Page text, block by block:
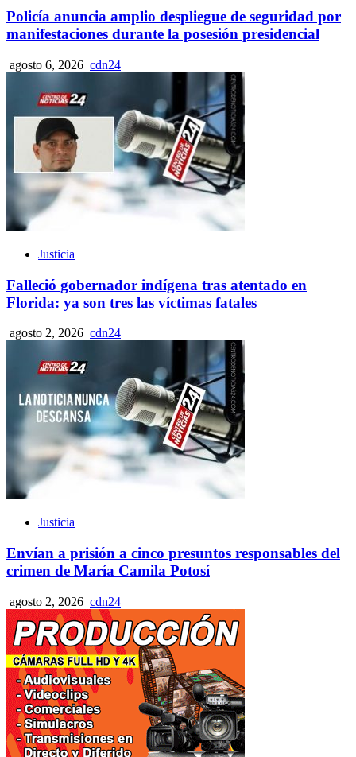
Policía anuncia amplio despliegue de seguridad por
manifestaciones durante la posesión presidencial
agosto 6, 2026 cdn24
Justicia
Falleció gobernador indígena tras atentado en
Florida: ya son tres las víctimas fatales
agosto 2, 2026 cdn24
Justicia
Envían a prisión a cinco presuntos responsables del
crimen de María Camila Potosí
agosto 2, 2026 cdn24